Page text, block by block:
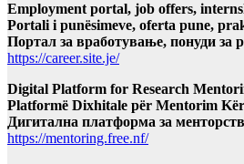
Employment portal, job offers,
Portali i punësimeve, oferta pune,
Портал за вработување, понуди за
https://career.site.je/
Digital Platform for Research
Platformë Dixhitale për Mentorim
Дигитална платформа за
https://mentoring.free.nf/